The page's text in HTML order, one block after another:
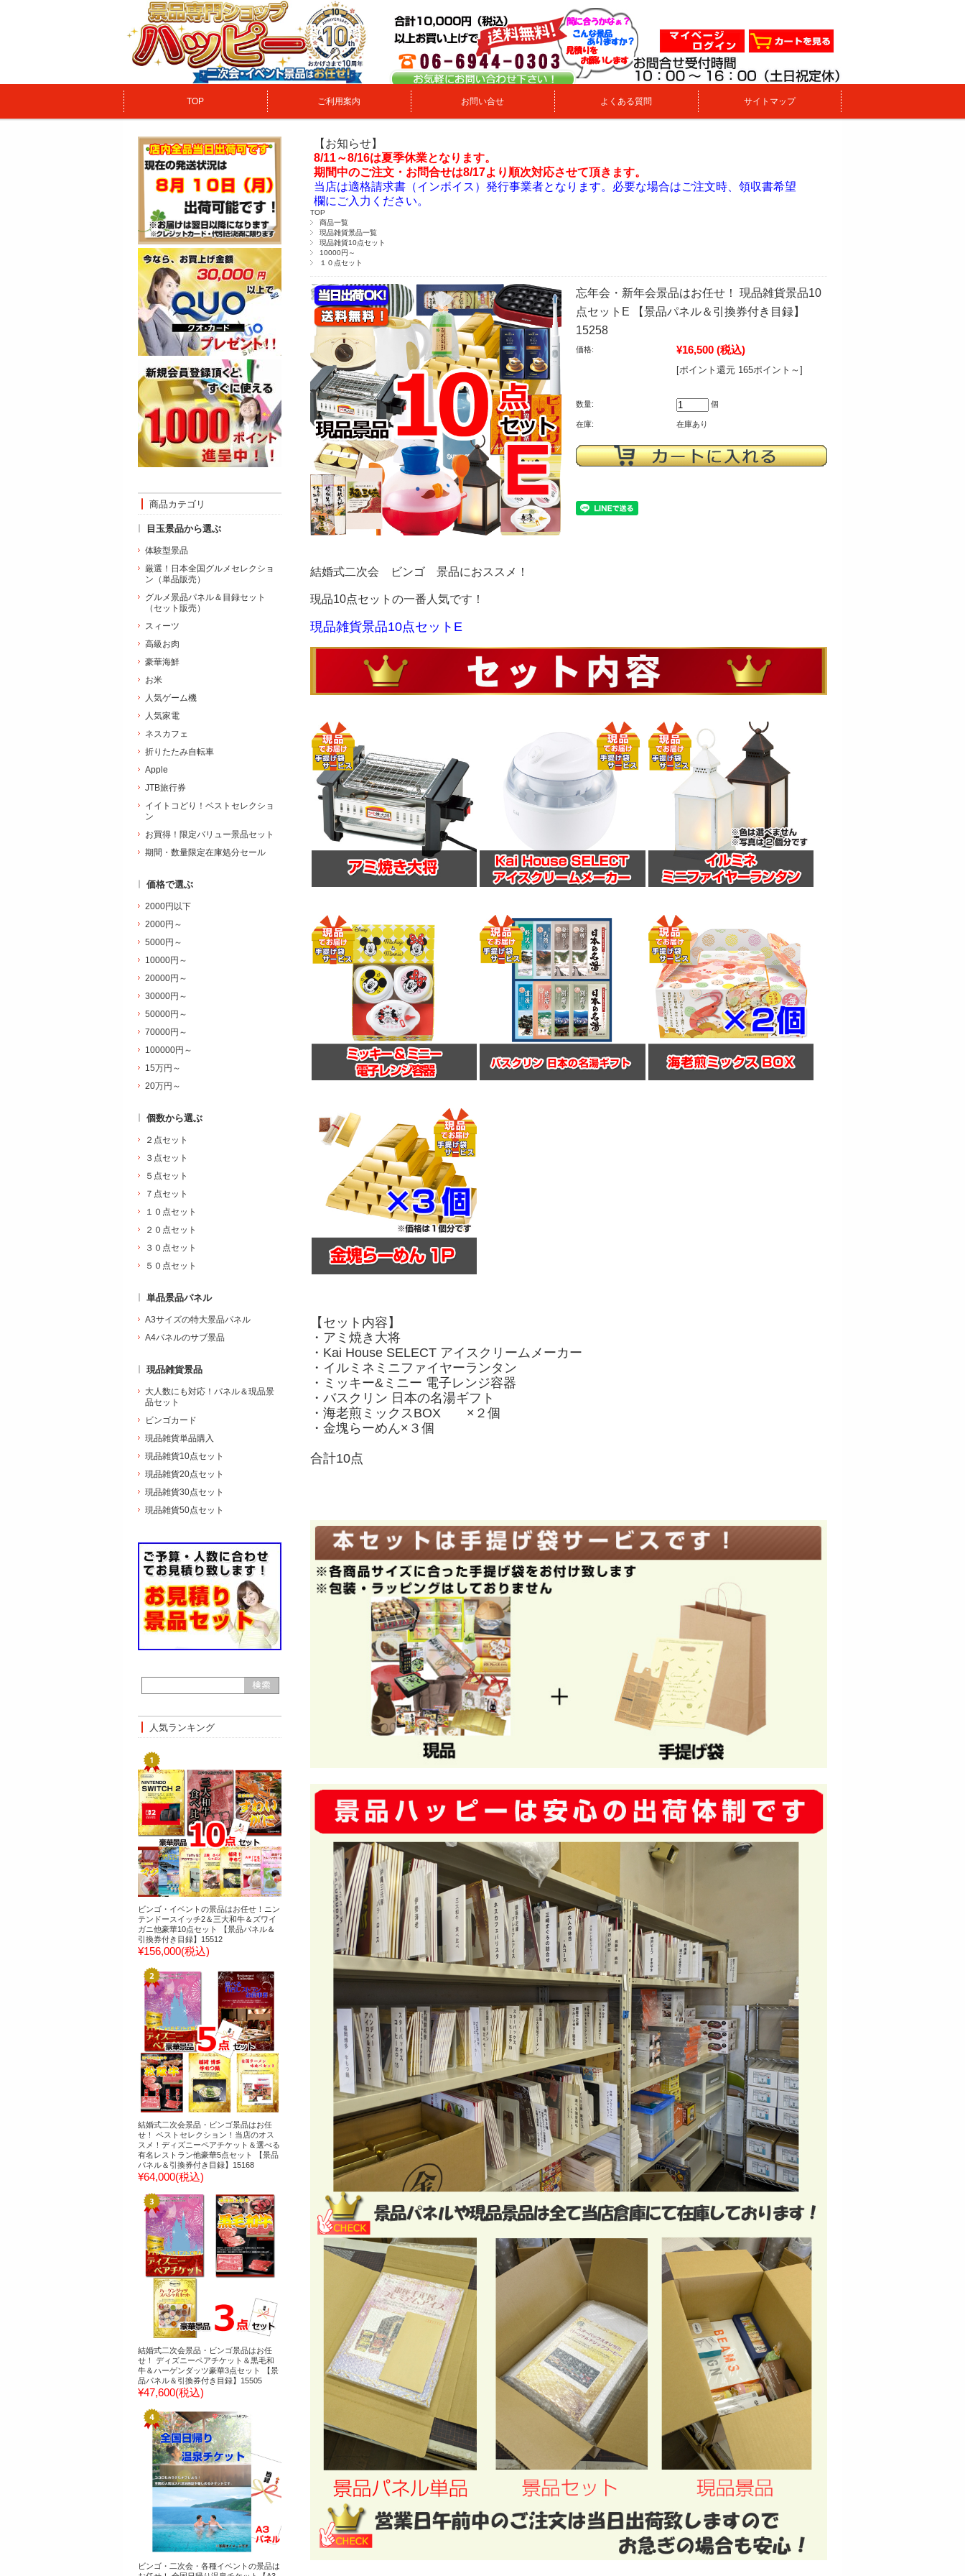
TOP ご利用案内 お問い合せ よくある質問 サイトマップ
【お知らせ】
8/11～8/16は夏季休業となります。
期間中のご注文・お問合せは8/17より順次対応させて頂きます。
当店は適格請求書（インボイス）発行事業者となります。必要な場合はご注文時、領収書希望
欄にご入力ください。
TOP
商品一覧
現品雑貨景品一覧
現品雑貨10点セット
10000円～
１０点セット
忘年会・新年会景品はお任せ！ 現品雑貨景品10
点セットE 【景品パネル＆引換券付き目録】
15258
価格: ¥16,500 (税込)
[ポイント還元 165ポイント～]
数量: 個
在庫: 在庫あり
結婚式二次会 ビンゴ 景品におススメ！
現品10点セットの一番人気です！
現品雑貨景品10点セットE
【セット内容】
・アミ焼き大将
・Kai House SELECT アイスクリームメーカー
・イルミネミニファイヤーランタン
・ミッキー&ミニー 電子レンジ容器
・バスクリン 日本の名湯ギフト
・海老煎ミックスBOX ×２個
・金塊らーめん×３個
合計10点
商品カテゴリ
目玉景品から選ぶ
体験型景品
厳選！日本全国グルメセレクショ
ン（単品販売）
グルメ景品パネル＆目録セット
（セット販売）
スィーツ
高級お肉
豪華海鮮
お米
人気ゲーム機
人気家電
ネスカフェ
折りたたみ自転車
Apple
JTB旅行券
イイトコどり！ベストセレクショ
ン
お買得！限定バリュー景品セット
期間・数量限定在庫処分セール
価格で選ぶ
2000円以下
2000円～
5000円～
10000円～
20000円～
30000円～
50000円～
70000円～
100000円～
15万円～
20万円～
個数から選ぶ
２点セット
３点セット
５点セット
７点セット
１０点セット
２０点セット
３０点セット
５０点セット
単品景品パネル
A3サイズの特大景品パネル
A4パネルのサブ景品
現品雑貨景品
大人数にも対応！パネル＆現品景
品セット
ビンゴカード
現品雑貨単品購入
現品雑貨10点セット
現品雑貨20点セット
現品雑貨30点セット
現品雑貨50点セット
人気ランキング
ビンゴ・イベントの景品はお任せ！ニン
テンドースイッチ2＆三大和牛＆ズワイ
ガニ他豪華10点セット 【景品パネル＆
引換券付き目録】15512
¥156,000(税込)
結婚式二次会景品・ビンゴ景品はお任
せ！ ベストセレクション！当店のオス
スメ！ディズニーペアチケット＆選べる
有名レストラン他豪華5点セット 【景品
パネル＆引換券付き目録】15168
¥64,000(税込)
結婚式二次会景品・ビンゴ景品はお任
せ！ ディズニーペアチケット＆黒毛和
牛＆ハーゲンダッツ豪華3点セット 【景
品パネル＆引換券付き目録】15505
¥47,600(税込)
ビンゴ・二次会・各種イベントの景品は